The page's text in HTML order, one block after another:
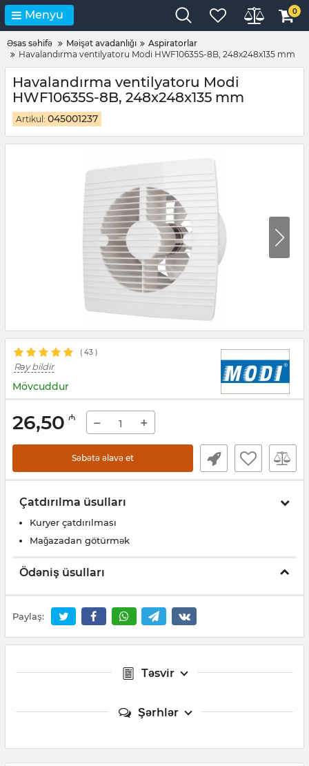
Menyu 0
Əsas səhifə Məişət avadanlığı
Aspiratorlar
Havalandırma ventilyatoru Modi HWF10635S-8B, 248x248x135 mm
Havalandırma ventilyatoru Modi
HWF10635S-8B, 248x248x135 mm
Artikul: 045001237
( 43 )
Rəy bildir
Mövcuddur
26,50 ₼ − +
Səbətə əlavə et
Çatdırılma üsulları
Kuryer çatdırılması
Mağazadan götürmək
Ödəniş üsulları
Paylaş:
Təsvir
Şərhlər